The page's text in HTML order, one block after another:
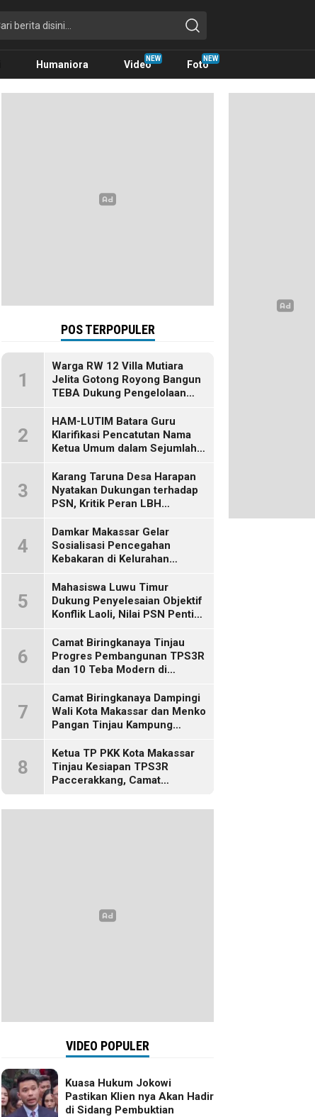
Humaniora Video Foto
POS TERPOPULER
1
Warga RW 12 Villa Mutiara
Jelita Gotong Royong Bangun
TEBA Dukung Pengelolaan
2
HAM-LUTIM Batara Guru
Klarifikasi Pencatutan Nama
Ketua Umum dalam Sejumlah
3
Karang Taruna Desa Harapan
Nyatakan Dukungan terhadap
PSN, Kritik Peran LBH
4
Damkar Makassar Gelar
Sosialisasi Pencegahan
Kebakaran di Kelurahan
5
Mahasiswa Luwu Timur
Dukung Penyelesaian Objektif
Konflik Laoli, Nilai PSN Penting
6
Camat Biringkanaya Tinjau
Progres Pembangunan TPS3R
dan 10 Teba Modern di
7
Camat Biringkanaya Dampingi
Wali Kota Makassar dan Menko
Pangan Tinjau Kampung
8
Ketua TP PKK Kota Makassar
Tinjau Kesiapan TPS3R
Paccerakkang, Camat
VIDEO POPULER
Kuasa Hukum Jokowi
Pastikan Klien nya Akan Hadir
di Sidang Pembuktian